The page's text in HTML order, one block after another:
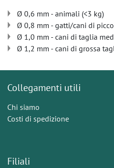
Ø 0,6 mm - animali (<3 kg)
Ø 0,8 mm - gatti/cani di
Ø 1,0 mm - cani di taglia
Ø 1,2 mm - cani di grossa
Collegamenti utili
Chi siamo
Costi di spedizione
Filiali